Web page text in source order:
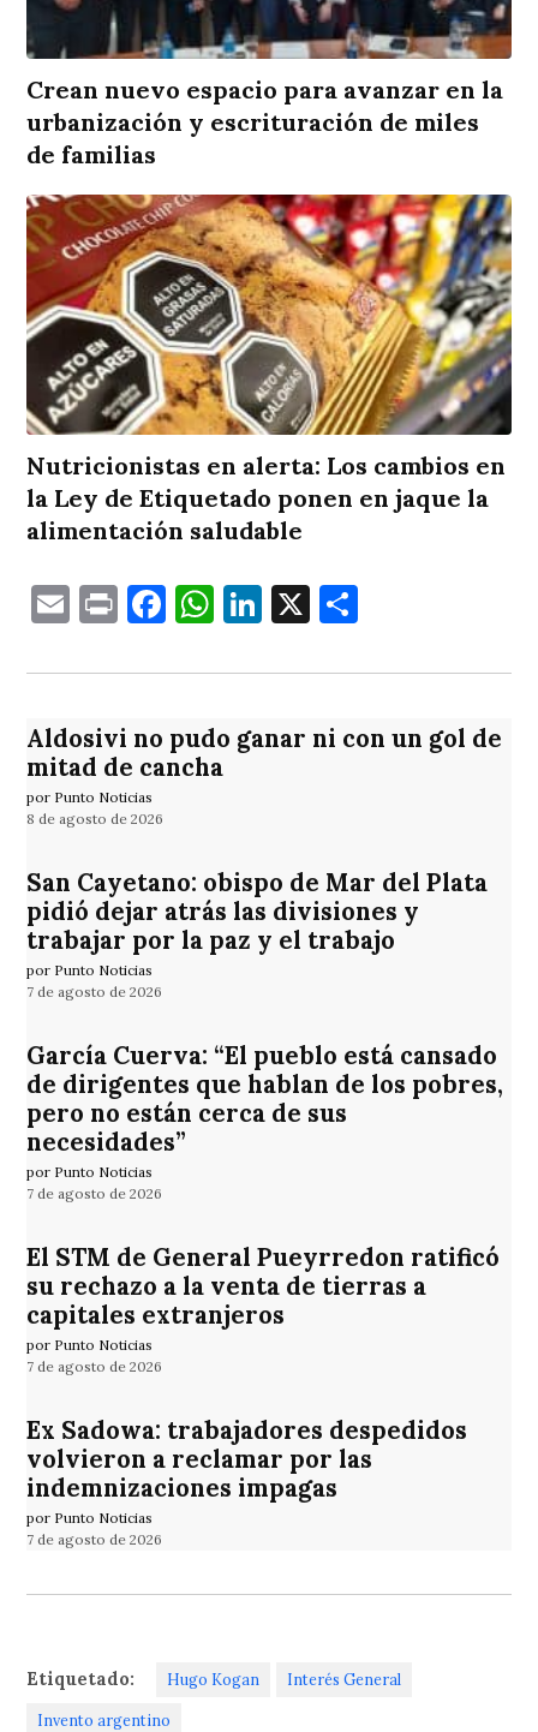
Crean nuevo espacio para avanzar en la
urbanización y escrituración de miles
de familias
Nutricionistas en alerta: Los cambios en
la Ley de Etiquetado ponen en jaque la
alimentación saludable
EmailPrintFacebook
WhatsApp
LinkedIn
X
Aldosivi no pudo ganar ni con un gol de
mitad de cancha
por Punto Noticias
8 de agosto de 2026
San Cayetano: obispo de Mar del Plata
pidió dejar atrás las divisiones y
trabajar por la paz y el trabajo
por Punto Noticias
7 de agosto de 2026
García Cuerva: “El pueblo está cansado
de dirigentes que hablan de los pobres,
pero no están cerca de sus
necesidades”
por Punto Noticias
7 de agosto de 2026
El STM de General Pueyrredon ratificó
su rechazo a la venta de tierras a
capitales extranjeros
por Punto Noticias
7 de agosto de 2026
Ex Sadowa: trabajadores despedidos
volvieron a reclamar por las
indemnizaciones impagas
por Punto Noticias
7 de agosto de 2026
Etiquetado: Hugo Kogan Interés General
Invento argentino